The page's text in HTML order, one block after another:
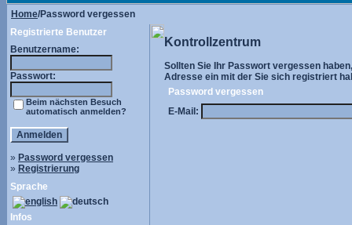
Home/Password vergessen
Registrierte Benutzer
Benutzername:
Passwort:
Beim nächsten Besuch
automatisch anmelden?
» Password vergessen
» Registrierung
Sprache
Infos
Kontrollzentrum
Sollten Sie Ihr Passwort vergessen
Adresse ein mit der Sie sich registriert
Password vergessen
E-Mail: